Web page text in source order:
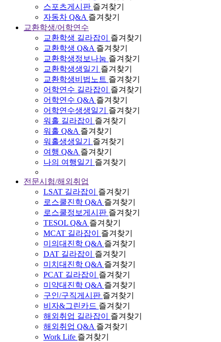
스포츠게시판 즐겨찾기
자동차 Q&A 즐겨찾기
교환학생/어학연수
교환학생 길라잡이
즐겨찾기
교환학생 Q&A 즐겨찾기
교환학생정보나눔 즐겨찾기
교환학생생일기
즐겨찾기
교환학생비법노트 즐겨찾기
어학연수 길라잡이
즐겨찾기
어학연수 Q&A 즐겨찾기
어학연수생생일기
즐겨찾기
워홀 길라잡이
즐겨찾기
워홀 Q&A 즐겨찾기
워홀생생일기
즐겨찾기
여행 Q&A 즐겨찾기
나의 여행일기
즐겨찾기
전문시험/해외취업
LSAT 길라잡이
즐겨찾기
로스쿨진학 Q&A 즐겨찾기
로스쿨정보게시판 즐겨찾기
TESOL Q&A 즐겨찾기
MCAT 길라잡이
즐겨찾기
미의대진학 Q&A 즐겨찾기
DAT 길라잡이
즐겨찾기
미치대진학 Q&A 즐겨찾기
PCAT 길라잡이
즐겨찾기
미약대진학 Q&A 즐겨찾기
구인/구직게시판 즐겨찾기
비자&그린카드 즐겨찾기
해외취업 길라잡이
즐겨찾기
해외취업 Q&A 즐겨찾기
Work Life 즐겨찾기